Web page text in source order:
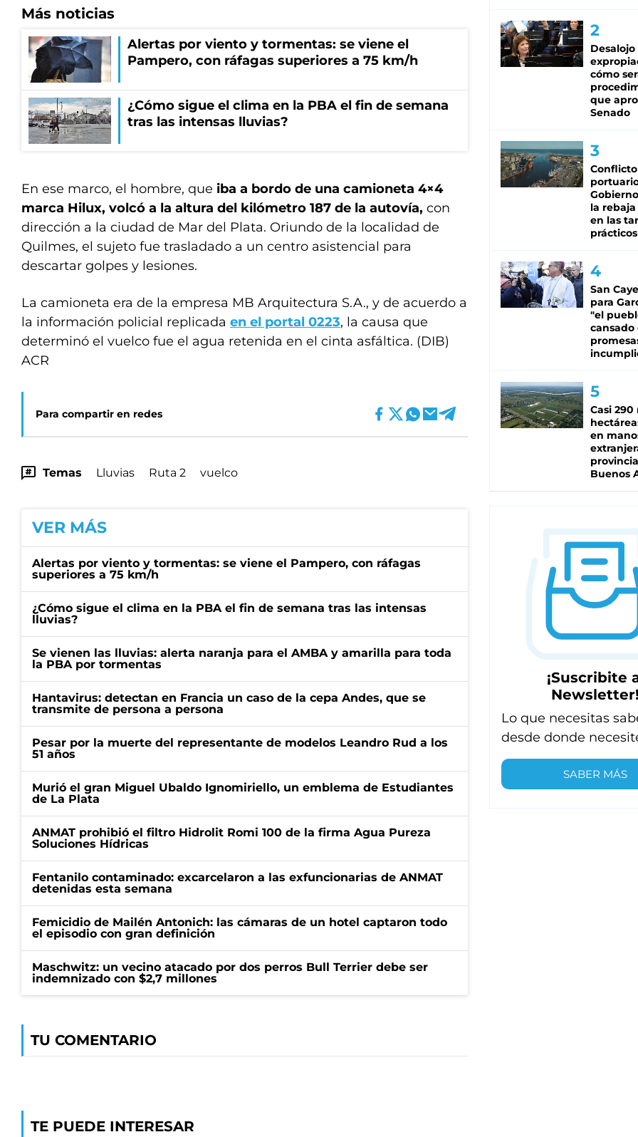
Más noticias
Alertas por viento y tormentas: se viene el
Pampero, con ráfagas superiores a 75 km/h
¿Cómo sigue el clima en la PBA el fin de semana
tras las intensas lluvias?
En ese marco, el hombre, que iba a bordo de una camioneta 4×4
marca Hilux, volcó a la altura del kilómetro 187 de la autovía, con
dirección a la ciudad de Mar del Plata. Oriundo de la localidad de
Quilmes, el sujeto fue trasladado a un centro asistencial para
descartar golpes y lesiones.
La camioneta era de la empresa MB Arquitectura S.A., y de acuerdo a
la información policial replicada en el portal 0223, la causa que
determinó el vuelco fue el agua retenida en el cinta asfáltica. (DIB)
ACR
Para compartir en redes
Temas Lluvias Ruta 2 vuelco
VER MÁS
Alertas por viento y tormentas: se viene el Pampero, con ráfagas
superiores a 75 km/h
¿Cómo sigue el clima en la PBA el fin de semana tras las intensas
lluvias?
Se vienen las lluvias: alerta naranja para el AMBA y amarilla para toda
la PBA por tormentas
Hantavirus: detectan en Francia un caso de la cepa Andes, que se
transmite de persona a persona
Pesar por la muerte del representante de modelos Leandro Rud a los
51 años
Murió el gran Miguel Ubaldo Ignomiriello, un emblema de Estudiantes
de La Plata
ANMAT prohibió el filtro Hidrolit Romi 100 de la firma Agua Pureza
Soluciones Hídricas
Fentanilo contaminado: excarcelaron a las exfuncionarias de ANMAT
detenidas esta semana
Femicidio de Mailén Antonich: las cámaras de un hotel captaron todo
el episodio con gran definición
Maschwitz: un vecino atacado por dos perros Bull Terrier debe ser
indemnizado con $2,7 millones
TU COMENTARIO
cómo
que
Senado
Conflicto
la rebaja
en las
prácticos
San
para
"el
cansado
Casi 290
en
Buenos
¡Suscribite
Newsletter!
Lo que necesitas
desde donde
SABER MÁS
TE PUEDE INTERESAR